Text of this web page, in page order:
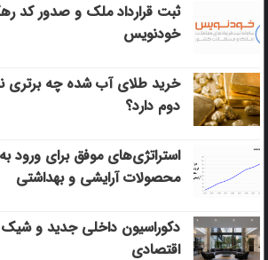
ثبت قرارداد ملک و صدور کد
خودنویس
خرید طلای آب شده چه
دوم دارد؟
استراتژی‌های موفق برای ورود به
محصولات آرایشی و بهداشتی
دکوراسیون داخلی جدید و شیک
اقتصادی